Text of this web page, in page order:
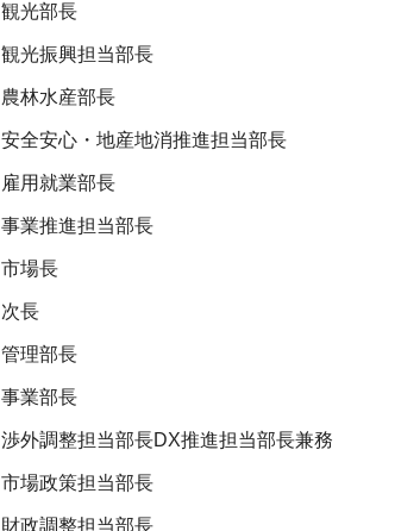
観光部長
観光振興担当部長
農林水産部長
安全安心・地産地消推進担当部長
雇用就業部長
事業推進担当部長
市場長
次長
管理部長
事業部長
渉外調整担当部長DX推進担当部長兼務
市場政策担当部長
財政調整担当部長